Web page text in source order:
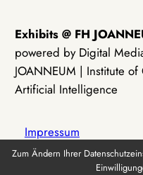
Exhibits @ FH
powered by Digital
JOANNEUM | Institute
Artificial Intelligence
Impressum
Zum Ändern Ihrer